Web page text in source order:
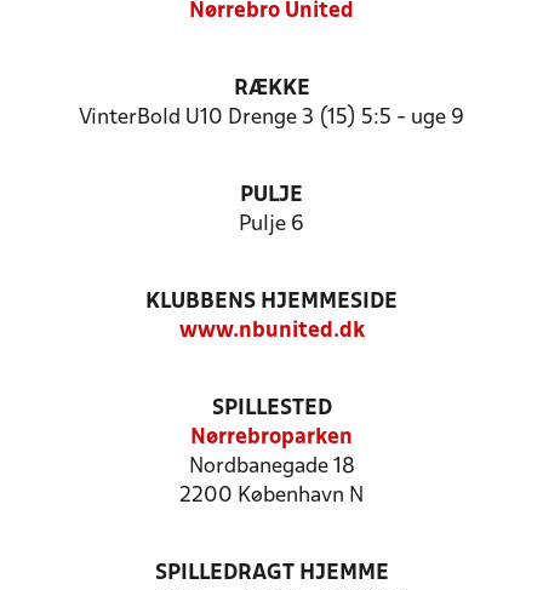
Nørrebro United
RÆKKE
VinterBold U10 Drenge 3 (15) 5:5 - uge 9
PULJE
Pulje 6
KLUBBENS HJEMMESIDE
www.nbunited.dk
SPILLESTED
Nørrebroparken
Nordbanegade 18
2200 København N
SPILLEDRAGT HJEMME